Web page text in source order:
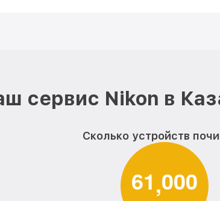
сервис Nikon в
Сколько устройств
61,000